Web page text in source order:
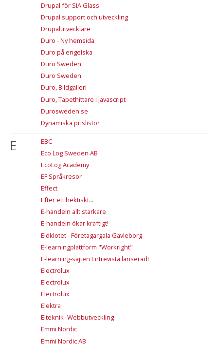
Drupal för SIA Glass
Drupal support och utveckling
Drupalutvecklare
Duro - Ny hemsida
Duro på engelska
Duro Sweden
Duro Sweden
Duro, Bildgalleri
Duro, Tapethittare i Javascript
Durosweden.se
Dynamiska prislistor
E
EBC
Eco Log Sweden AB
EcoLog Academy
EF Språkresor
Effect
Efter ett hektiskt...
E-handeln allt starkare
E-handeln ökar kraftigt!
Eldklotet - Företagargala Gävleborg
E-learningplattform "Workright"
E-learning-sajten Entrevista lanserad!
Electrolux
Electrolux
Electrolux
Elektra
Elteknik -Webbutveckling
Emmi Nordic
Emmi Nordic AB